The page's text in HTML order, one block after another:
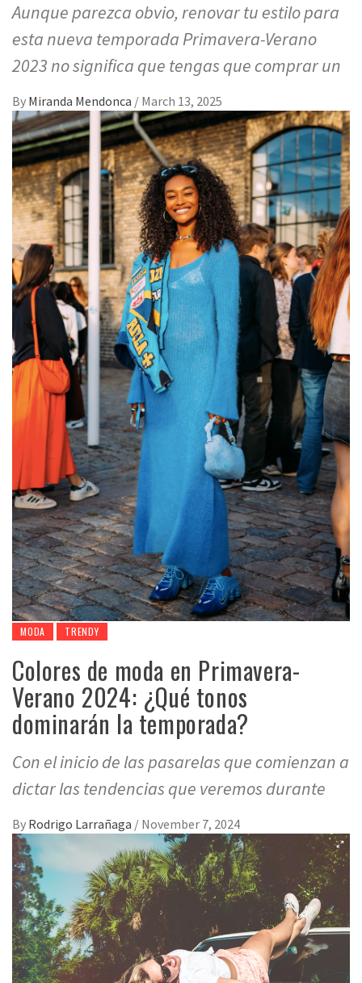
Aunque parezca obvio, renovar tu estilo para
esta nueva temporada Primavera-Verano
2023 no significa que tengas que comprar un
By Miranda Mendonca / March 13, 2025
MODA TRENDY
Colores de moda en Primavera-
Verano 2024: ¿Qué tonos
dominarán la temporada?
Con el inicio de las pasarelas que comienzan a
dictar las tendencias que veremos durante
By Rodrigo Larrañaga / November 7, 2024